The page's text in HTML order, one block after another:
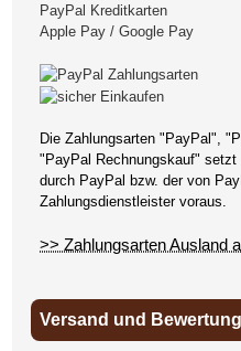
PayPal Kreditkarten
Apple Pay / Google Pay
Die Zahlungsarten "PayPal",
"PayPal Rechnungskauf"
durch PayPal bzw. der von
Zahlungsdienstleister voraus.
>> Zahlungsarten Ausland
Versand und Bewertung